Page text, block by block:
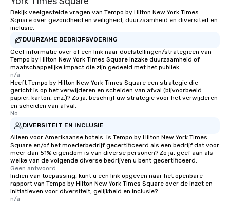
Bekijk veelgestelde vragen van Tempo by Hilton New York Times
Square over gezondheid en veiligheid, duurzaamheid en diversiteit en
inclusie.
DUURZAME BEDRIJFSVOERING
Geef informatie over of een link naar doelstellingen/strategieën van
Tempo by Hilton New York Times Square inzake duurzaamheid of
maatschappelijke impact die zijn gedeeld met het publiek.
n/a
Heeft Tempo by Hilton New York Times Square een strategie die
gericht is op het verwijderen en scheiden van afval (bijvoorbeeld
papier, karton, enz.)? Zo ja, beschrijf uw strategie voor het verwijderen
en scheiden van afval.
No
DIVERSITEIT EN INCLUSIE
Alleen voor Amerikaanse hotels: is Tempo by Hilton New York Times
Square en/of het moederbedrijf gecertificeerd als een bedrijf dat voor
meer dan 51% eigendom is van diverse personen? Zo ja, geef aan als
welke van de volgende diverse bedrijven u bent gecertificeerd:
Geen antwoord.
Indien van toepassing, kunt u een link opgeven naar het openbare
rapport van Tempo by Hilton New York Times Square over de inzet en
initiatieven voor diversiteit, gelijkheid en inclusie?
n/a